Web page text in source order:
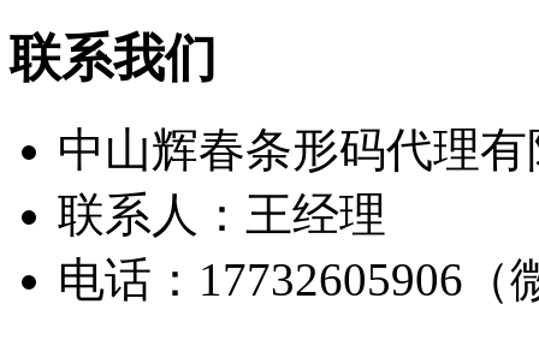
联系我们
中山辉春条形码代理
联系人：王经理
电话：17732605906（